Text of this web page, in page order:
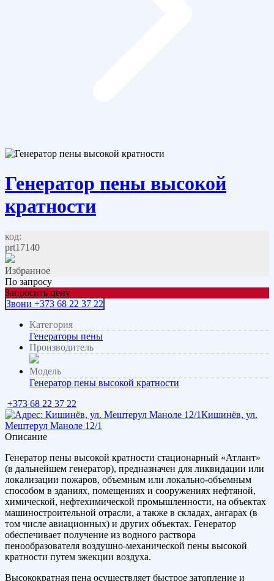
Генератор пены высокой
кратности
код:
prt17140
Избранное
По запросу
Запросить цену
Звони +373 68 22 37 22
Категория
Генераторы пены
Производитель
Модель
Генератор пены высокой кратности
+373 68 22 37 22
Кишинёв, ул.
Мештерул Маноле 12/1
Описание
Генератор пены высокой кратности стационарный «Атлант»
(в дальнейшем генератор), предназначен для ликвидации или
локализации пожаров, объемным или локально-объемным
способом в зданиях, помещениях и сооружениях нефтяной,
химической, нефтехимической промышленности, на объектах
машиностроительной отрасли, а также в складах, ангарах (в
том числе авиационных) и других объектах. Генератор
обеспечивает получение из водного раствора
пенообразователя воздушно-механической пены высокой
кратности путем эжекции воздуха.
Высокократная пена осуществляет быстрое затопление и